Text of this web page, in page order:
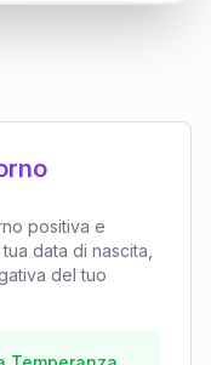
positiva e
data di nascita,
del tuo